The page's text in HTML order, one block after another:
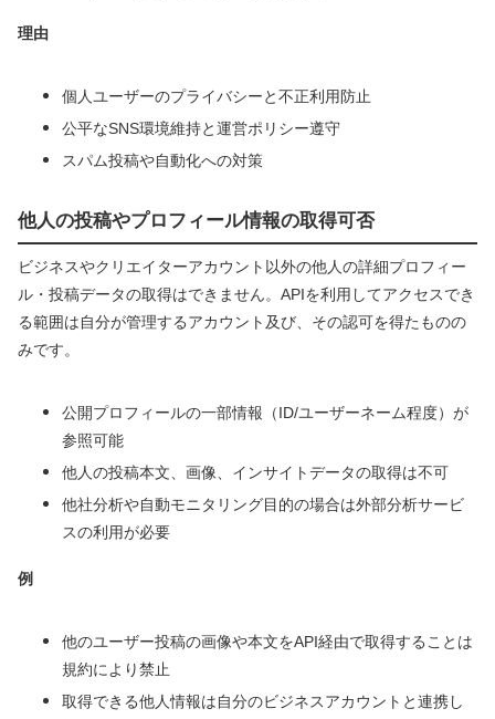
理由
個人ユーザーのプライバシーと不正利用防止
公平なSNS環境維持と運営ポリシー遵守
スパム投稿や自動化への対策
他人の投稿やプロフィール情報の取得可否
ビジネスやクリエイターアカウント以外の他人の詳細プロフィー
ル・投稿データの取得はできません。APIを利用してアクセスでき
る範囲は自分が管理するアカウント及び、その認可を得たものの
みです。
公開プロフィールの一部情報（ID/ユーザーネーム程度）が
参照可能
他人の投稿本文、画像、インサイトデータの取得は不可
他社分析や自動モニタリング目的の場合は外部分析サービ
スの利用が必要
例
他のユーザー投稿の画像や本文をAPI経由で取得することは
規約により禁止
取得できる他人情報は自分のビジネスアカウントと連携し